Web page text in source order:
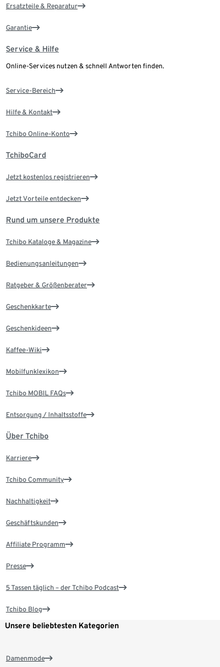
Ersatzteile & Reparatur
Garantie
Service & Hilfe
Online-Services nutzen & schnell Antworten finden.
Service-Bereich
Hilfe & Kontakt
Tchibo Online-Konto
TchiboCard
Jetzt kostenlos registrieren
Jetzt Vorteile entdecken
Rund um unsere Produkte
Tchibo Kataloge & Magazine
Bedienungsanleitungen
Ratgeber & Größenberater
Geschenkkarte
Geschenkideen
Kaffee-Wiki
Mobilfunklexikon
Tchibo MOBIL FAQs
Entsorgung / Inhaltsstoffe
Über Tchibo
Karriere
Tchibo Community
Nachhaltigkeit
Geschäftskunden
Affiliate Programm
Presse
5 Tassen täglich – der Tchibo Podcast
Tchibo Blog
Unsere beliebtesten Kategorien
Damenmode